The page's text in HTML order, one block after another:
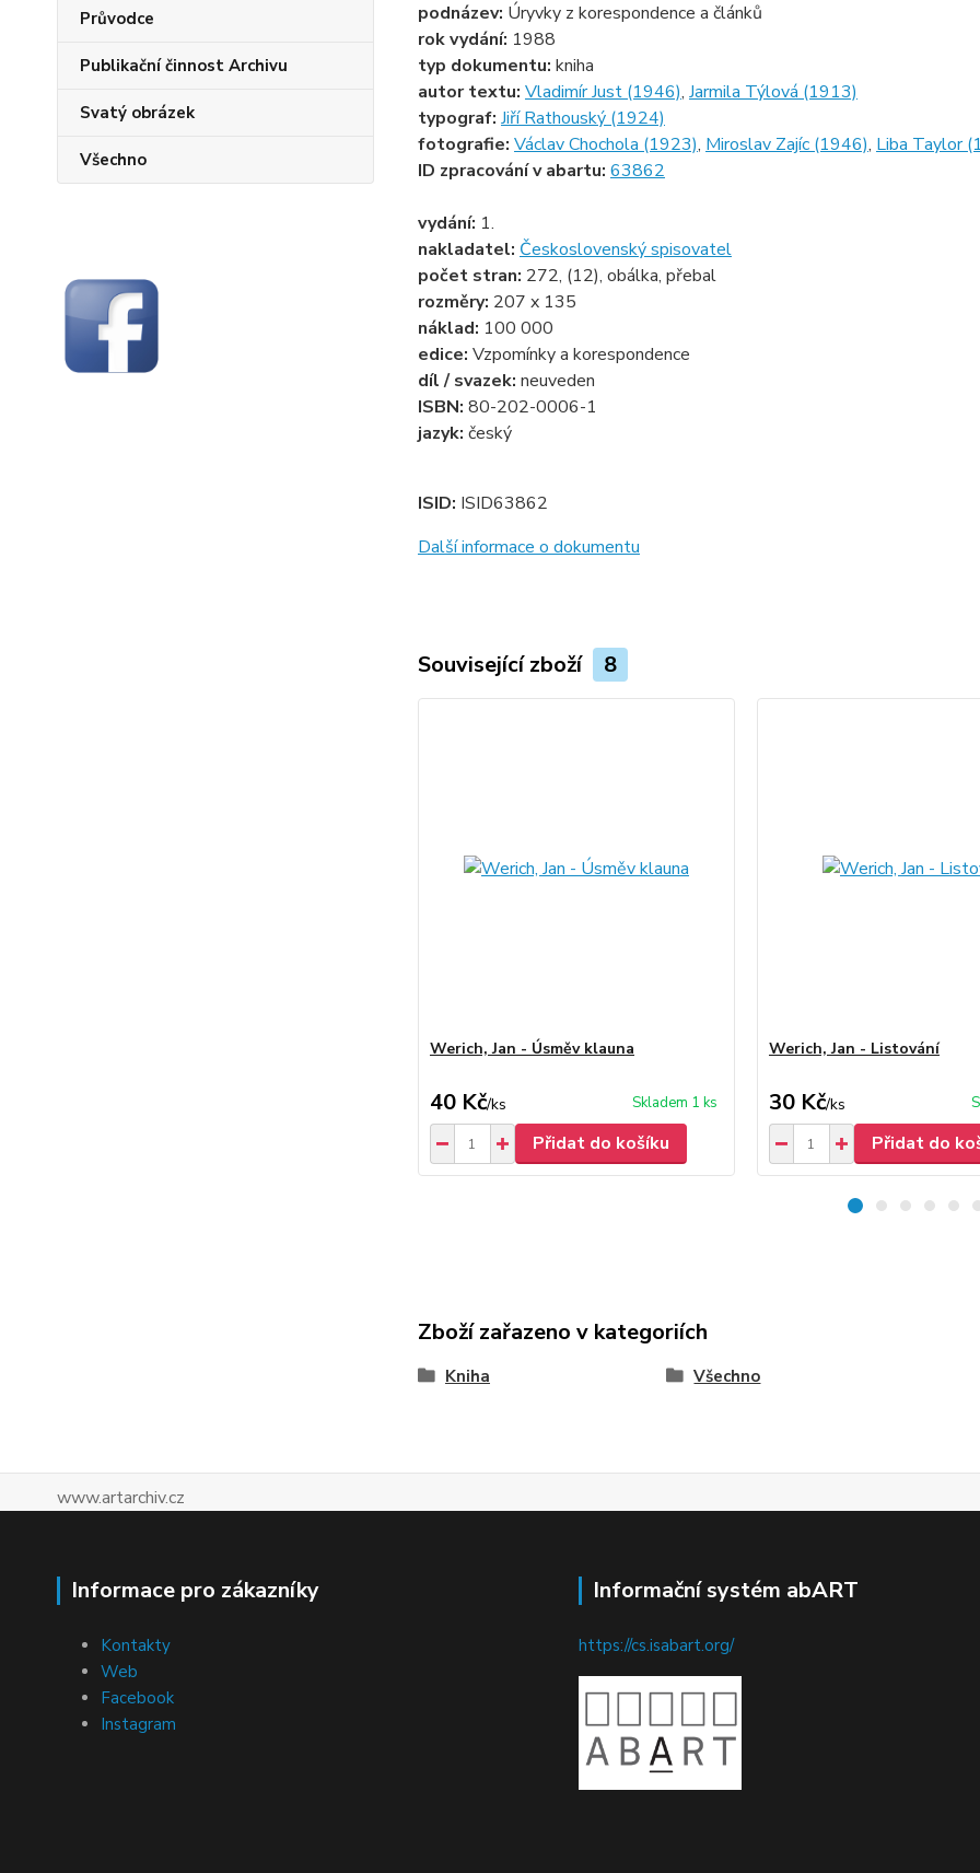
Průvodce
Publikační činnost Archivu
Svatý obrázek
Všechno
podnázev: Úryvky z korespondence a článků
rok vydání: 1988
typ dokumentu: kniha
autor textu: Vladimír Just (1946), Jarmila Týlová (1913)
typograf: Jiří Rathouský (1924)
fotografie: Václav Chochola (1923), Miroslav Zajíc (1946), Liba Taylor
ID zpracování v abartu: 63862
vydání: 1.
nakladatel: Československý spisovatel
počet stran: 272, (12), obálka, přebal
rozměry: 207 x 135
náklad: 100 000
edice: Vzpomínky a korespondence
díl / svazek: neuveden
ISBN: 80-202-0006-1
jazyk: český
ISID: ISID63862
Další informace o dokumentu
Související zboží 8
Werich, Jan - Úsměv klauna
40 Kč/ks Skladem 1 ks
Přidat do košíku
Werich, Jan - Listování
30 Kč/ks
Přidat do
Zboží zařazeno v kategoriích
Kniha Všechno
www.artarchiv.cz
Informace pro zákazníky
Kontakty
Web
Facebook
Instagram
Informační systém abART
https://cs.isabart.org/